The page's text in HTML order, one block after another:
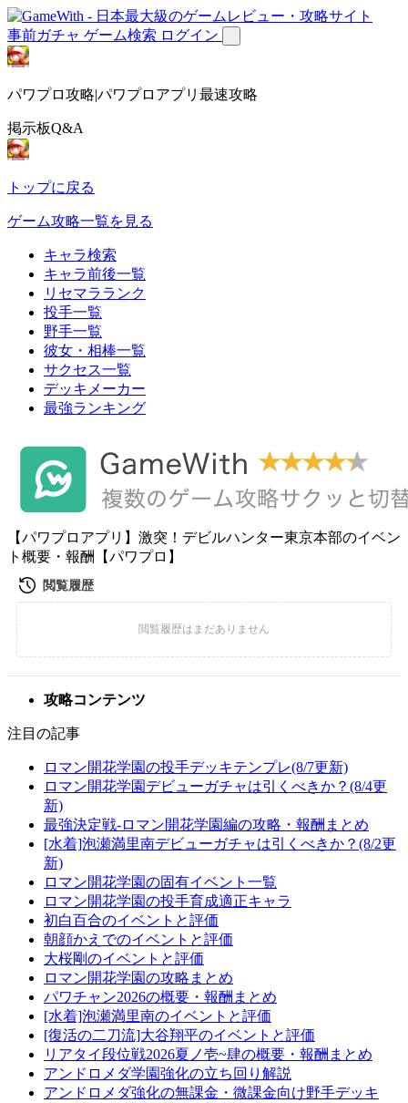
事前ガチャ ゲーム検索 ログイン
パワプロ攻略|パワプロアプリ最速攻略
掲示板Q&A
トップに戻る
ゲーム攻略一覧を見る
キャラ検索
キャラ前後一覧
リセマラランク
投手一覧
野手一覧
彼女・相棒一覧
サクセス一覧
デッキメーカー
最強ランキング
【パワプロアプリ】激突！デビルハンター東京本部のイベン
ト概要・報酬【パワプロ】
攻略コンテンツ
注目の記事
ロマン開花学園の投手デッキテンプレ(8/7更新)
ロマン開花学園デビューガチャは引くべきか？(8/4更
新)
最強決定戦-ロマン開花学園編の攻略・報酬まとめ
[水着]泡瀬満里南デビューガチャは引くべきか？(8/2更
新)
ロマン開花学園の固有イベント一覧
ロマン開花学園の投手育成適正キャラ
初白百合のイベントと評価
朝顔かえでのイベントと評価
大桜剛のイベントと評価
ロマン開花学園の攻略まとめ
パワチャン2026の概要・報酬まとめ
[水着]泡瀬満里南のイベントと評価
[復活の二刀流]大谷翔平のイベントと評価
リアタイ段位戦2026夏ノ壱~肆の概要・報酬まとめ
アンドロメダ学園強化の立ち回り解説
アンドロメダ強化の無課金・微課金向け野手デッキ